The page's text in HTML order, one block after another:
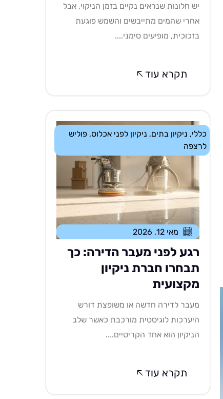
יש חלונות שנראים נקיים בזמן הניקוי, אבל
אחרי שהמים מתייבשים והשמש פוגעת
בזכוכית, מופיעים סימני....
תקרא עוד
כללי, ניקיון בתים, ניקיון לפני אכלוס,פוליש
לרצפה
מאי 12, 2026
רגע לפני מעבר הדירה: כך
תבחרו חברת ניקיון
מקצועית
מעבר לדירה חדשה או משופצת דורש
היערכות לוגיסטית מורכבת כאשר שלב
הניקיון הוא אחד הקריטיים....
תקרא עוד